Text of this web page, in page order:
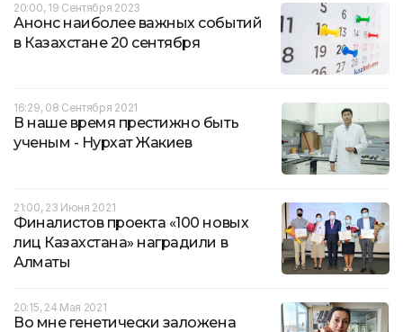
20:00, 19 Сентября 2023
Анонс наиболее важных событий
в Казахстане 20 сентября
16:29, 08 Сентября 2021
В наше время престижно быть
ученым - Нурхат Жакиев
21:00, 23 Июня 2021
Финалистов проекта «100 новых
лиц Казахстана» наградили в
Алматы
20:15, 24 Мая 2021
Во мне генетически заложена